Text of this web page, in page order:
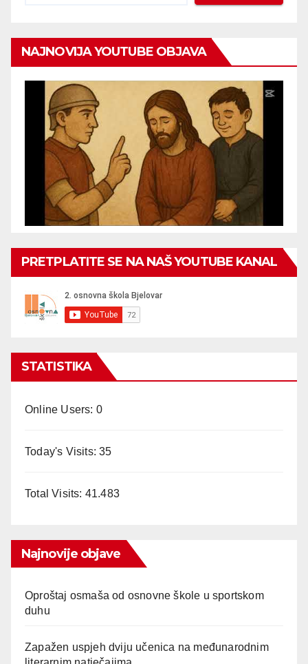
NAJNOVIJA YOUTUBE OBJAVA
PRETPLATITE SE NA NAŠ YOUTUBE KANAL
STATISTIKA
Online Users: 0
Today's Visits:35
Total Visits: 41.483
Najnovije objave
Oproštaj osmaša od osnovne škole u sportskom
duhu
Zapažen uspjeh dviju učenica na međunarodnim